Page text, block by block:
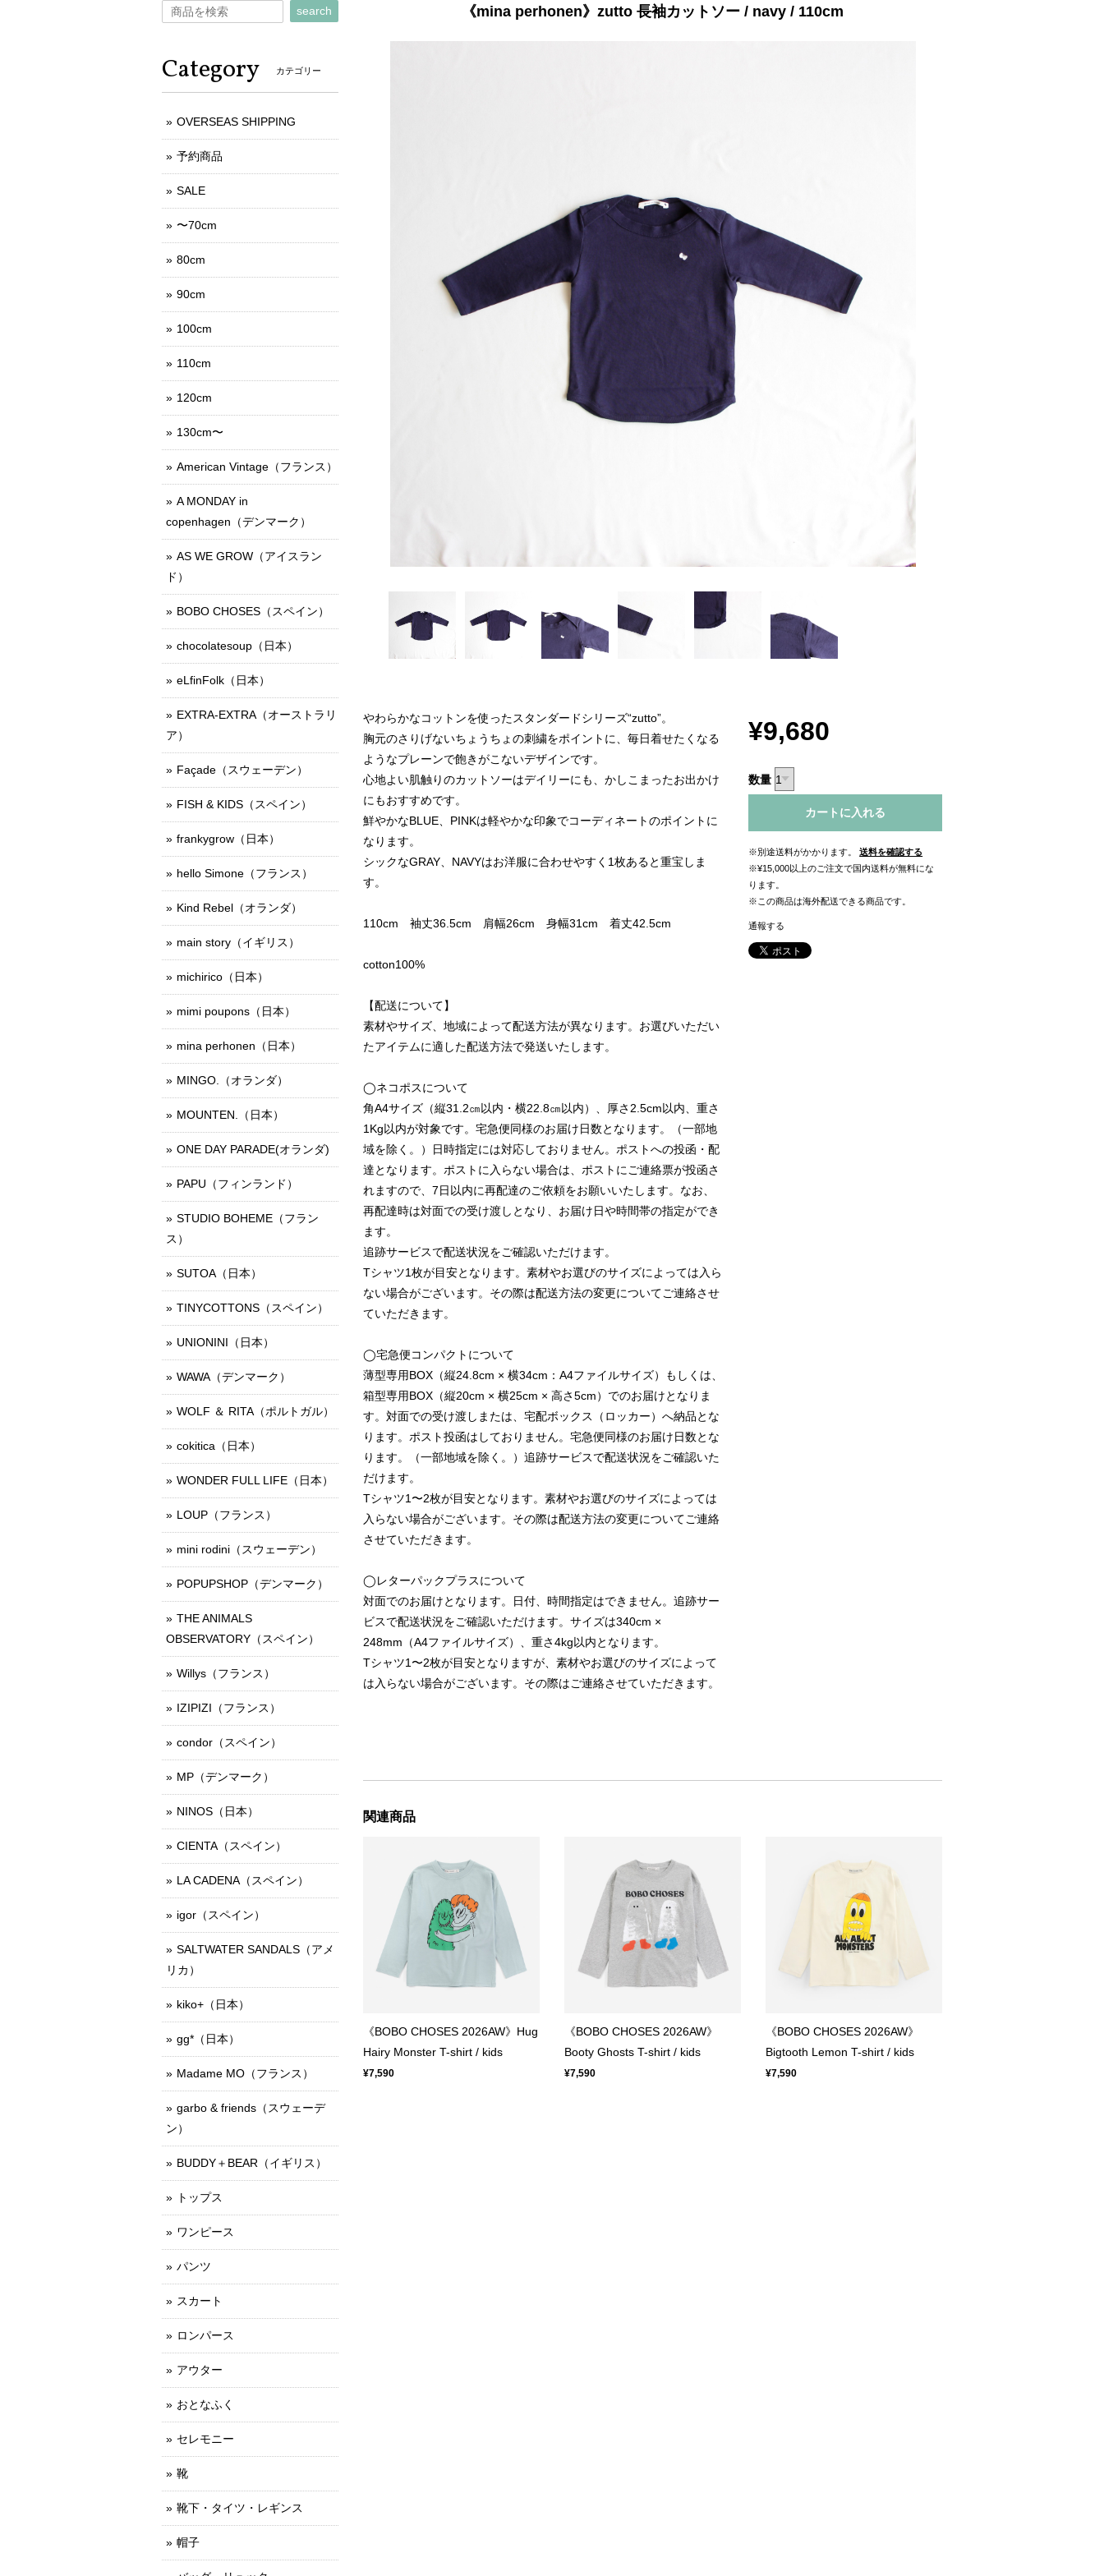
《mina perhonen》zutto 長袖カットソー / navy / 110cm
やわらかなコットンを使ったスタンダードシリーズ“zutto”。
胸元のさりげないちょうちょの刺繍をポイントに、毎日着せたくなる
ようなプレーンで飽きがこないデザインです。
心地よい肌触りのカットソーはデイリーにも、かしこまったお出かけ
にもおすすめです。
鮮やかなBLUE、PINKは軽やかな印象でコーディネートのポイントに
なります。
シックなGRAY、NAVYはお洋服に合わせやすく1枚あると重宝しま
す。
110cm 袖丈36.5cm 肩幅26cm 身幅31cm 着丈42.5cm
cotton100%
【配送について】
素材やサイズ、地域によって配送方法が異なります。お選びいただい
たアイテムに適した配送方法で発送いたします。
◯ネコポスについて
角A4サイズ（縦31.2㎝以内・横22.8㎝以内）、厚さ2.5cm以内、重さ
1Kg以内が対象です。宅急便同様のお届け日数となります。（一部地
域を除く。）日時指定には対応しておりません。ポストへの投函・配
達となります。ポストに入らない場合は、ポストにご連絡票が投函さ
れますので、7日以内に再配達のご依頼をお願いいたします。なお、
再配達時は対面での受け渡しとなり、お届け日や時間帯の指定ができ
ます。
追跡サービスで配送状況をご確認いただけます。
Tシャツ1枚が目安となります。素材やお選びのサイズによっては入ら
ない場合がございます。その際は配送方法の変更についてご連絡させ
ていただきます。
◯宅急便コンパクトについて
薄型専用BOX（縦24.8cm × 横34cm：A4ファイルサイズ）もしくは、
箱型専用BOX（縦20cm × 横25cm × 高さ5cm）でのお届けとなりま
す。対面での受け渡しまたは、宅配ボックス（ロッカー）へ納品とな
ります。ポスト投函はしておりません。宅急便同様のお届け日数とな
ります。（一部地域を除く。）追跡サービスで配送状況をご確認いた
だけます。
Tシャツ1〜2枚が目安となります。素材やお選びのサイズによっては
入らない場合がございます。その際は配送方法の変更についてご連絡
させていただきます。
◯レターパックプラスについて
対面でのお届けとなります。日付、時間指定はできません。追跡サー
ビスで配送状況をご確認いただけます。サイズは340cm ×
248mm（A4ファイルサイズ）、重さ4kg以内となります。
Tシャツ1〜2枚が目安となりますが、素材やお選びのサイズによって
は入らない場合がございます。その際はご連絡させていただきます。
¥9,680
数量
カートに入れる
※別途送料がかかります。
送料を確認する
※¥15,000以上のご注文で国内送料が無料にな
ります。
※この商品は海外配送できる商品です。
通報する
関連商品
《BOBO CHOSES 2026AW》Hug
Hairy Monster T-shirt / kids
¥7,590
《BOBO CHOSES 2026AW》
Booty Ghosts T-shirt / kids
¥7,590
《BOBO CHOSES 2026AW》
Bigtooth Lemon T-shirt / kids
¥7,590
search
Category カテゴリー
OVERSEAS SHIPPING
予約商品
SALE
〜70cm
80cm
90cm
100cm
110cm
120cm
130cm〜
American Vintage（フランス）
A MONDAY in
copenhagen（デンマーク）
AS WE GROW（アイスラン
ド）
BOBO CHOSES（スペイン）
chocolatesoup（日本）
eLfinFolk（日本）
EXTRA-EXTRA（オーストラリ
ア）
Façade（スウェーデン）
FISH & KIDS（スペイン）
frankygrow（日本）
hello Simone（フランス）
Kind Rebel（オランダ）
main story（イギリス）
michirico（日本）
mimi poupons（日本）
mina perhonen（日本）
MINGO.（オランダ）
MOUNTEN.（日本）
ONE DAY PARADE(オランダ)
PAPU（フィンランド）
STUDIO BOHEME（フラン
ス）
SUTOA（日本）
TINYCOTTONS（スペイン）
UNIONINI（日本）
WAWA（デンマーク）
WOLF ＆ RITA（ポルトガル）
cokitica（日本）
WONDER FULL LIFE（日本）
LOUP（フランス）
mini rodini（スウェーデン）
POPUPSHOP（デンマーク）
THE ANIMALS
OBSERVATORY（スペイン）
Willys（フランス）
IZIPIZI（フランス）
condor（スペイン）
MP（デンマーク）
NINOS（日本）
CIENTA（スペイン）
LA CADENA（スペイン）
igor（スペイン）
SALTWATER SANDALS（アメ
リカ）
kiko+（日本）
gg*（日本）
Madame MO（フランス）
garbo & friends（スウェーデ
ン）
BUDDY＋BEAR（イギリス）
トップス
ワンピース
パンツ
スカート
ロンパース
アウター
おとなふく
セレモニー
靴
靴下・タイツ・レギンス
帽子